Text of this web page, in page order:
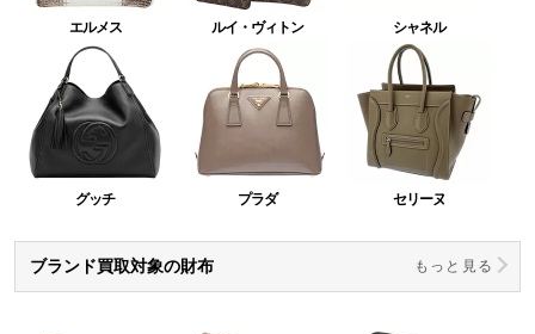
エルメス ルイ・ヴィトン シャネル
グッチ プラダ セリーヌ
ブランド買取対象の財布 もっと見る